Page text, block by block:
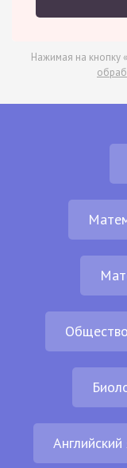
Нажимая на кнопку
Английский